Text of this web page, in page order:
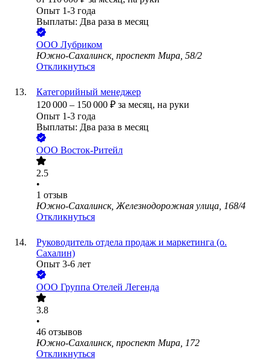
Опыт 1-3 года
Выплаты: Два раза в месяц
ООО Лубриком
Южно-Сахалинск, проспект Мира, 58/2
Откликнуться
Категорийный менеджер
120 000 – 150 000 ₽ за месяц, на руки
Опыт 1-3 года
Выплаты: Два раза в месяц
ООО Восток-Ритейл
2.5
•
1 отзыв
Южно-Сахалинск, Железнодорожная улица, 168/4
Откликнуться
Руководитель отдела продаж и маркетинга (о.
Сахалин)
Опыт 3-6 лет
ООО Группа Отелей Легенда
3.8
•
46 отзывов
Южно-Сахалинск, проспект Мира, 172
Откликнуться